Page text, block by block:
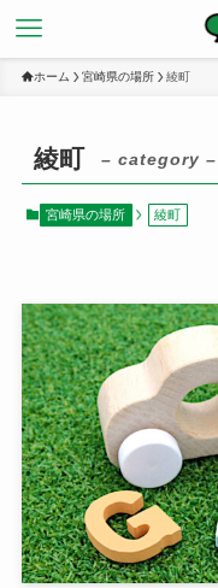
ホーム 宮崎県の場所 綾町
綾町 – category –
宮崎県の場所 綾町